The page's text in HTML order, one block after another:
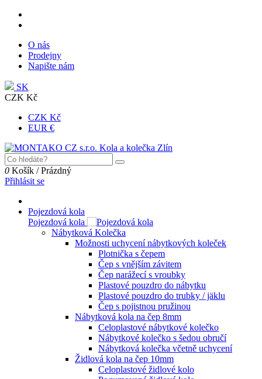
O nás
Prodejny
Napište nám
SK
CZK Kč
CZK Kč
EUR €
0 Košík /Prázdný
Přihlásit se
Pojezdová kola
Pojezdová kola
Nábytková Kolečka
Možnosti uchycení nábytkových koleček
Plotnička s čepem
Čep s vnějším závitem
Čep narážecí s vroubky
Plastové pouzdro do nábytku
Plastové pouzdro do trubky / jäklu
Čep s pojistnou pružinou
Nábytková kola na čep 8mm
Celoplastové nábytkové kolečko
Nábytkové kolečko s šedou obručí
Nábytková kolečka včetně uchycení
Židlová kola na čep 10mm
Celoplastové židlové kolo